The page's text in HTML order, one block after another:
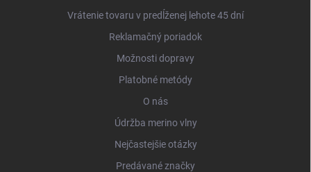
Vrátenie tovaru v predĺženej lehote 45 dní
Reklamačný poriadok
Možnosti dopravy
Platobné metódy
O nás
Údržba merino vlny
Nejčastejšie otázky
Predávané značky